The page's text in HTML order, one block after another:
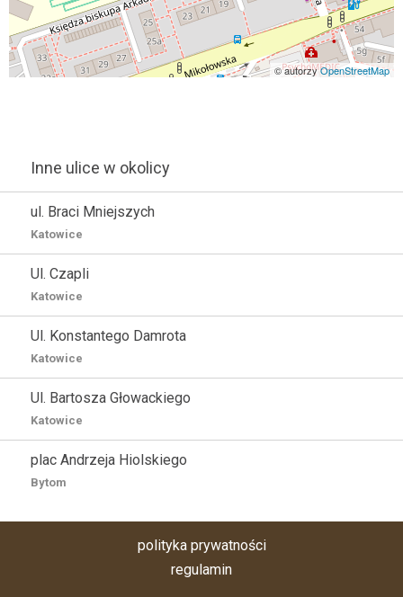
© autorzyOpenStreetMap
Inne ulice w okolicy
ul. Braci Mniejszych
Katowice
Ul. Czapli
Katowice
Ul. Konstantego Damrota
Katowice
Ul. Bartosza Głowackiego
Katowice
plac Andrzeja Hiolskiego
Bytom
polityka prywatności
regulamin